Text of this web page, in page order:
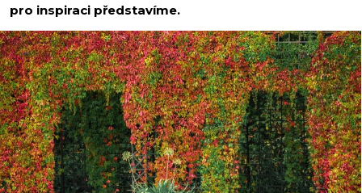
pro inspiraci představíme.